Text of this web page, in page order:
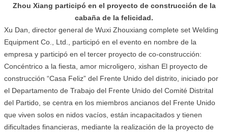
Zhou Xiang participó en el proyecto de construcción de la
cabaña de la felicidad.
Xu Dan, director general de Wuxi Zhouxiang complete set Welding
Equipment Co., Ltd., participó en el evento en nombre de la
empresa y participó en el tercer proyecto de co-construcción:
Concéntrico a la fiesta, amor microligero, xishan El proyecto de
construcción “Casa Feliz” del Frente Unido del distrito, iniciado por
el Departamento de Trabajo del Frente Unido del Comité Distrital
del Partido, se centra en los miembros ancianos del Frente Unido
que viven solos en nidos vacíos, están incapacitados y tienen
dificultades financieras, mediante la realización de la proyecto de